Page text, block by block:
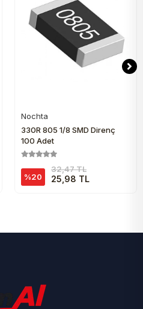
Nochta
330R 805 1/8 SMD Direnç
100 Adet
%20
32,47 TL
25,98 TL